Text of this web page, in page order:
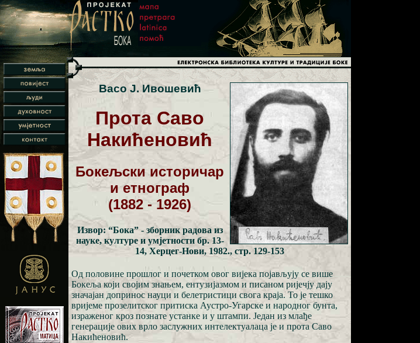
Васо Ј. Ивошевић
Прота Саво
Накићеновић
Бокељски историчар
и етнограф
(1882 - 1926)
Извор: “Бока” - зборник радова из
науке, културе и умјетности бр. 13-
14, Херцег-Нови, 1982., стр. 129-153
Од половине прошлог и почетком овог вијека појављују се више
Бокеља који својим знањем, ентузијазмом и писаном ријечју дају
значајан допринос науци и белетристици свога краја. То је тешко
вријеме прозелитског притиска Аустро-Угарске и народног бунта,
израженог кроз познате устанке и у штампи. Један из млађе
генерације ових врло заслужних интелектуалаца је и прота Саво
Накићеновић.